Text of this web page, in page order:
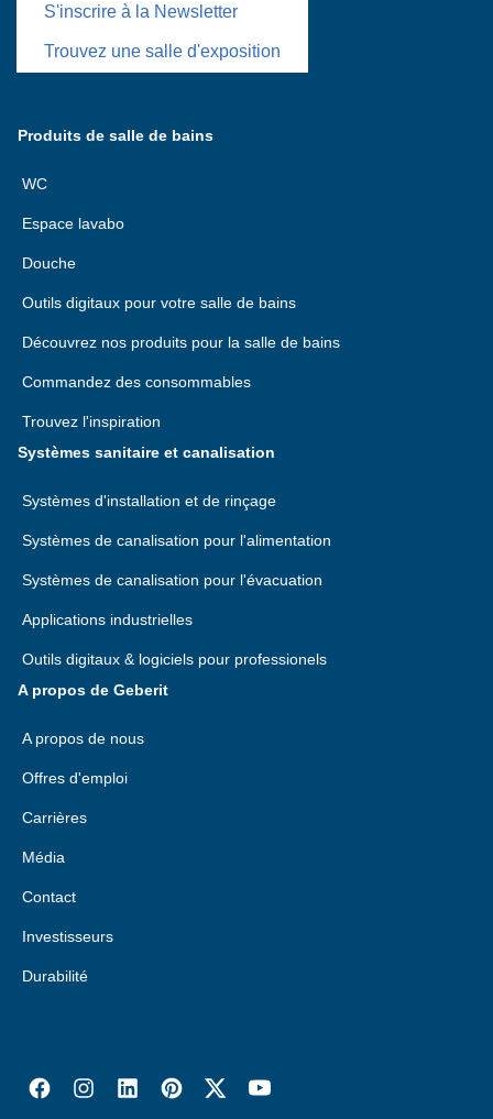
S'inscrire à la Newsletter
Trouvez une salle d'exposition
Produits de salle de bains
WC
Espace lavabo
Douche
Outils digitaux pour votre salle de bains
Découvrez nos produits pour la salle de bains
Commandez des consommables
Trouvez l'inspiration
Systèmes sanitaire et canalisation
Systèmes d'installation et de rinçage
Systèmes de canalisation pour l'alimentation
Systèmes de canalisation pour l'évacuation
Applications industrielles
Outils digitaux & logiciels pour professionels
A propos de Geberit
A propos de nous
Offres d'emploi
Carrières
Média
Contact
Investisseurs
Durabilité